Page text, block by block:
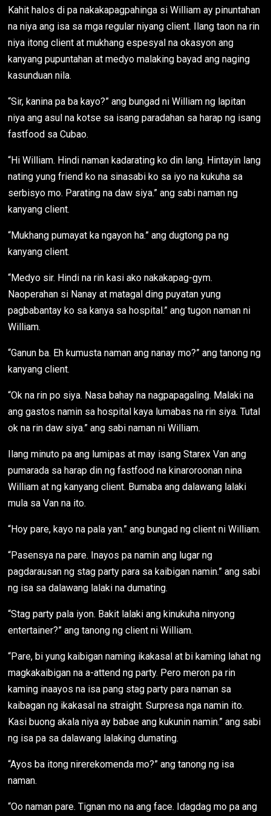
Kahit halos di pa nakakapagpahinga si William ay pinuntahan
na niya ang isa sa mga regular niyang client. Ilang taon na rin
niya itong client at mukhang espesyal na okasyon ang
kanyang pupuntahan at medyo malaking bayad ang naging
kasunduan nila.
“Sir, kanina pa ba kayo?” ang bungad ni William ng lapitan
niya ang asul na kotse sa isang paradahan sa harap ng isang
fastfood sa Cubao.
“Hi William. Hindi naman kadarating ko din lang. Hintayin lang
nating yung friend ko na sinasabi ko sa iyo na kukuha sa
serbisyo mo. Parating na daw siya.” ang sabi naman ng
kanyang client.
“Mukhang pumayat ka ngayon ha.” ang dugtong pa ng
kanyang client.
“Medyo sir. Hindi na rin kasi ako nakakapag-gym.
Naoperahan si Nanay at matagal ding puyatan yung
pagbabantay ko sa kanya sa hospital.” ang tugon naman ni
William.
“Ganun ba. Eh kumusta naman ang nanay mo?” ang tanong ng
kanyang client.
“Ok na rin po siya. Nasa bahay na nagpapagaling. Malaki na
ang gastos namin sa hospital kaya lumabas na rin siya. Tutal
ok na rin daw siya.” ang sabi naman ni William.
Ilang minuto pa ang lumipas at may isang Starex Van ang
pumarada sa harap din ng fastfood na kinaroroonan nina
William at ng kanyang client. Bumaba ang dalawang lalaki
mula sa Van na ito.
“Hoy pare, kayo na pala yan.” ang bungad ng client ni William.
“Pasensya na pare. Inayos pa namin ang lugar ng
pagdarausan ng stag party para sa kaibigan namin.” ang sabi
ng isa sa dalawang lalaki na dumating.
“Stag party pala iyon. Bakit lalaki ang kinukuha ninyong
entertainer?” ang tanong ng client ni William.
“Pare, bi yung kaibigan naming ikakasal at bi kaming lahat ng
magkakaibigan na a-attend ng party. Pero meron pa rin
kaming inaayos na isa pang stag party para naman sa
kaibagan ng ikakasal na straight. Surpresa nga namin ito.
Kasi buong akala niya ay babae ang kukunin namin.” ang sabi
ng isa pa sa dalawang lalaking dumating.
“Ayos ba itong nirerekomenda mo?” ang tanong ng isa
naman.
“Oo naman pare. Tignan mo na ang face. Idagdag mo pa ang